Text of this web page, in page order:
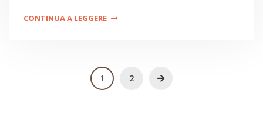
CONTINUA A LEGGERE
1 2